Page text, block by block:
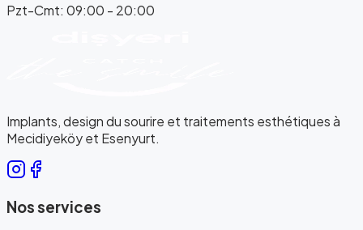
Pzt-Cmt: 09:00 - 20:00
Implants, design du sourire et traitements esthétiques à
Mecidiyeköy et Esenyurt.
Nos services